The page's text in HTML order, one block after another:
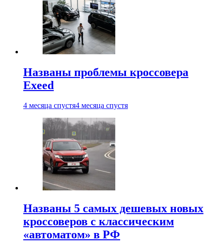
Названы проблемы кроссовера
Exeed
4 месяца спустя4 месяца спустя
Названы 5 самых дешевых новых
кроссоверов с классическим
«автоматом» в РФ